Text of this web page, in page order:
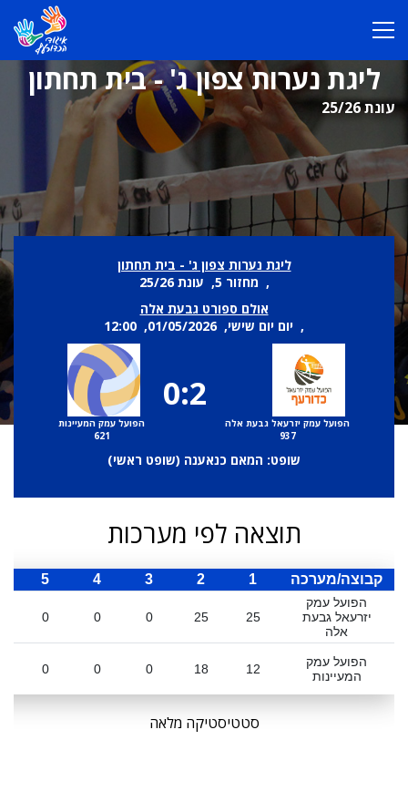
ליגת נערות צפון ג' - בית תחתון
עונת 25/26
ליגת נערות צפון ג' - בית תחתון
, מחזור 5, עונת 25/26
אולם ספורט גבעת אלה
, יום יום שישי, 01/05/2026, 12:00
הפועל עמק יזרעאל גבעת אלה
937
0:2
הפועל עמק המעיינות
621
שופט: המאם כנאענה (שופט ראשי)
תוצאה לפי מערכות
קבוצה/מערכה 1
2
3
4
5
הפועל עמק
יזרעאל גבעת
אלה
25
25
0
0
0
הפועל עמק
המעיינות
12
18
0
0
0
סטטיסטיקה מלאה